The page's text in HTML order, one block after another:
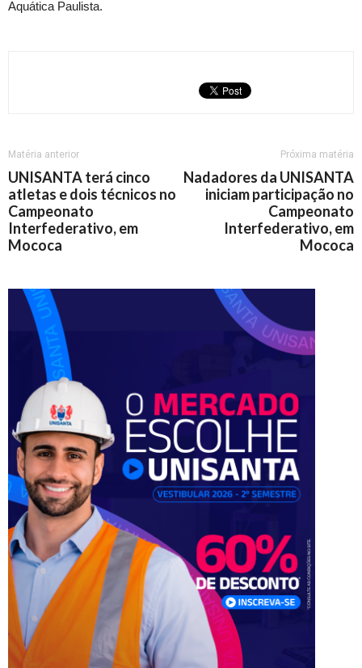
Aquática Paulista.
Matéria anterior
UNISANTA terá cinco
atletas e dois técnicos no
Campeonato
Interfederativo, em
Mococa
Próxima matéria
Nadadores da UNISANTA
iniciam participação no
Campeonato
Interfederativo, em
Mococa